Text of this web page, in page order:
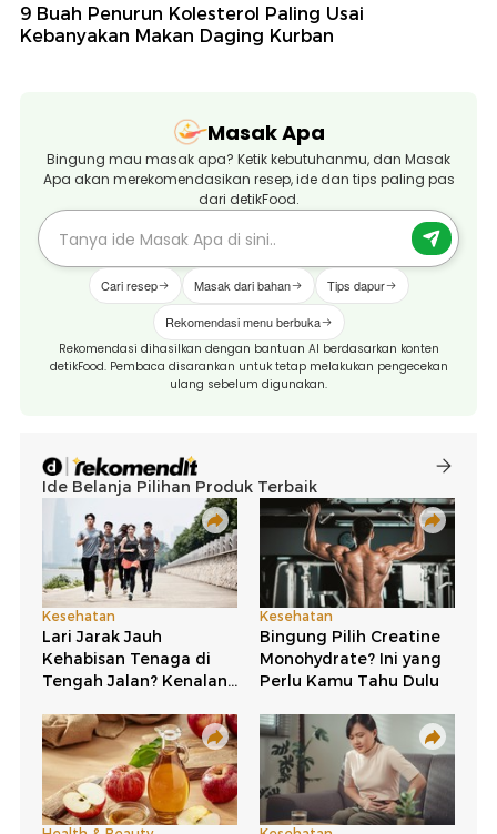
9 Buah Penurun Kolesterol Paling Usai
Kebanyakan Makan Daging Kurban
Masak Apa
Bingung mau masak apa? Ketik kebutuhanmu, dan Masak
Apa akan merekomendasikan resep, ide dan tips paling pas
dari detikFood.
Cari resep Masak dari bahan Tips dapur
Rekomendasi menu berbuka
Rekomendasi dihasilkan dengan bantuan AI berdasarkan konten
detikFood. Pembaca disarankan untuk tetap melakukan pengecekan
ulang sebelum digunakan.